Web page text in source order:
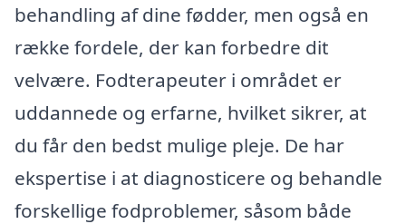
behandling af dine fødder, men også en
række fordele, der kan forbedre dit
velvære. Fodterapeuter i området er
uddannede og erfarne, hvilket sikrer, at
du får den bedst mulige pleje. De har
ekspertise i at diagnosticere og behandle
forskellige fodproblemer, såsom både